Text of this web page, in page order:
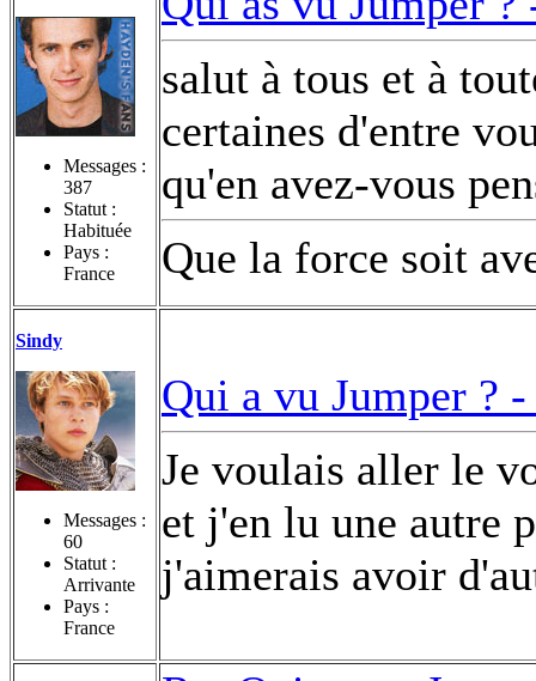
Messages :
387
Statut :
Habituée
Pays :
France
salut à tous et à
certaines d'entre
qu'en avez-vous
Que la force soit
Sindy
Messages :
60
Statut :
Arrivante
Pays :
France
Qui a vu Jumper ?
Je voulais aller le
et j'en lu une autre
j'aimerais avoir